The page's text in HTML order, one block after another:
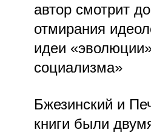
автор смотрит
отмирания
идеи
социализма»
Бжезинский и
книги были